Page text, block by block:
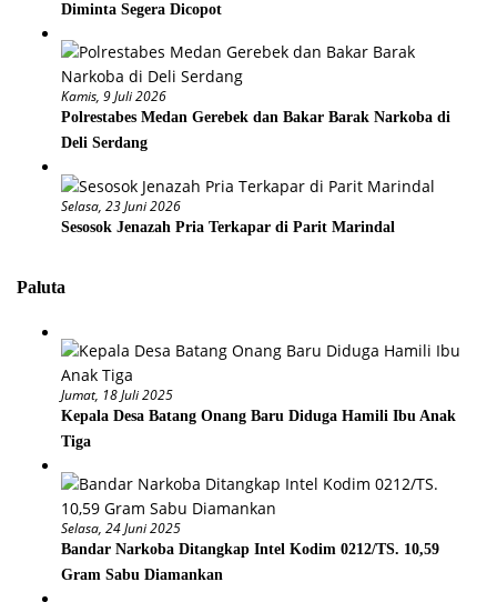
Diminta Segera Dicopot
Kamis, 9 Juli 2026
Polrestabes Medan Gerebek dan Bakar Barak Narkoba di
Deli Serdang
Selasa, 23 Juni 2026
Sesosok Jenazah Pria Terkapar di Parit Marindal
Paluta
Jumat, 18 Juli 2025
Kepala Desa Batang Onang Baru Diduga Hamili Ibu Anak
Tiga
Selasa, 24 Juni 2025
Bandar Narkoba Ditangkap Intel Kodim 0212/TS. 10,59
Gram Sabu Diamankan